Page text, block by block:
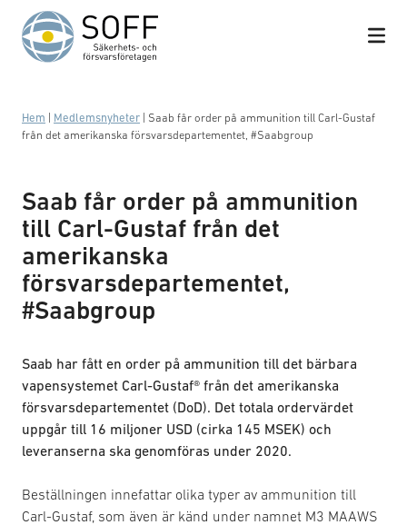
Hoppa till innehåll
Hem Medlemsnyheter
Saab får order på ammunition till Carl-Gustaf
från det amerikanska försvarsdepartementet, #Saabgroup
Saab får order på ammunition
till Carl-Gustaf från det
amerikanska
försvarsdepartementet,
#Saabgroup
Saab har fått en order på ammunition till det bärbara
vapensystemet Carl-Gustaf® från det amerikanska
försvarsdepartementet (DoD). Det totala ordervärdet
uppgår till 16 miljoner USD (cirka 145 MSEK) och
leveranserna ska genomföras under 2020.
Beställningen innefattar olika typer av ammunition till
Carl-Gustaf, som även är känd under namnet M3 MAAWS